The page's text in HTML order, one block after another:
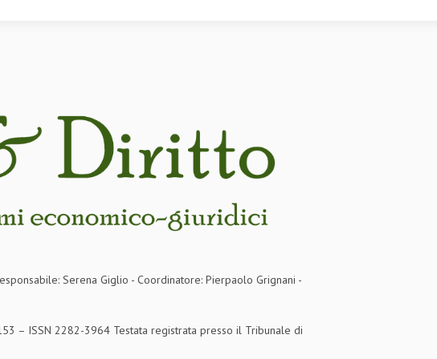
Serena Giglio - Coordinatore: Pierpaolo Grignani -
– ISSN 2282-3964 Testata registrata presso il Tribunale di